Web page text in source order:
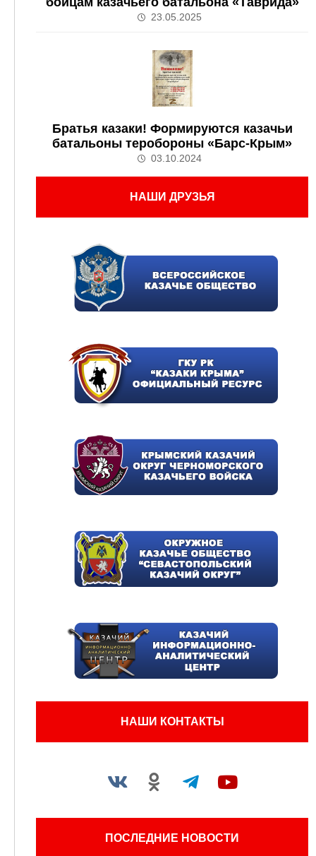
23.05.2025
Братья казаки! Формируются казачьи
батальоны теробороны «Барс-Крым»
03.10.2024
НАШИ ДРУЗЬЯ
НАШИ КОНТАКТЫ
ПОСЛЕДНИЕ НОВОСТИ